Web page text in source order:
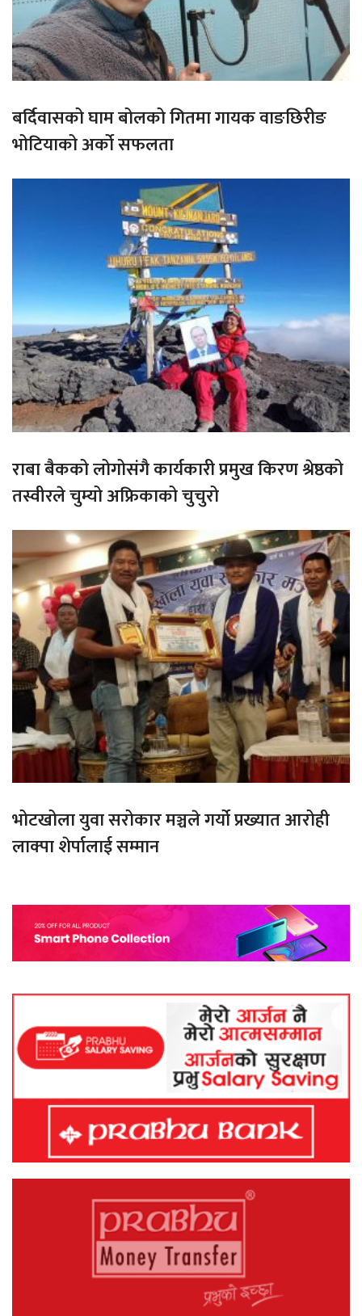
बर्दिवासको घाम बोलको गितमा गायक वाङछिरीङ
भोटियाको अर्को सफलता
राबा बैकको लोगोसंगै कार्यकारी प्रमुख किरण श्रेष्ठको
तस्वीरले चुम्यो अफ्रिकाको चुचुरो
भोटखोला युवा सरोकार मञ्चले गर्यो प्रख्यात आरोही
लाक्पा शेर्पालाई सम्मान